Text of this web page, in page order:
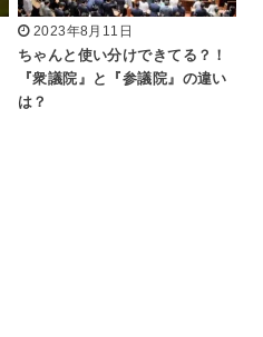
2023年8月11日
ちゃんと使い分けできてる？！
『衆議院』と『参議院』の違い
は？